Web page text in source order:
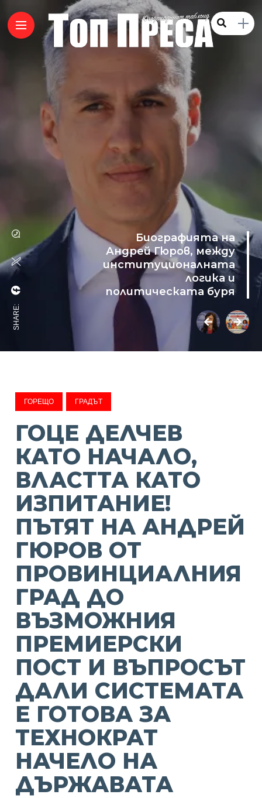
Биографията на
Андрей Гюров, между
институционалната
логика и
политическата буря
SHARE:
ГОРЕЩО ГРАДЪТ
ГОЦЕ ДЕЛЧЕВ
КАТО НАЧАЛО,
ВЛАСТТА КАТО
ИЗПИТАНИЕ!
ПЪТЯТ НА АНДРЕЙ
ГЮРОВ ОТ
ПРОВИНЦИАЛНИЯ
ГРАД ДО
ВЪЗМОЖНИЯ
ПРЕМИЕРСКИ
ПОСТ И ВЪПРОСЪТ
ДАЛИ СИСТЕМАТА
Е ГОТОВА ЗА
ТЕХНОКРАТ
НАЧЕЛО НА
ДЪРЖАВАТА